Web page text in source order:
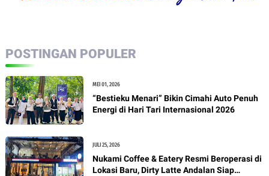
POSTINGAN POPULER
MEI 01, 2026
“Bestieku Menari” Bikin Cimahi Auto Penuh
Energi di Hari Tari Internasional 2026
JULI 25, 2026
Nukami Coffee & Eatery Resmi Beroperasi di
Lokasi Baru, Dirty Latte Andalan Siap